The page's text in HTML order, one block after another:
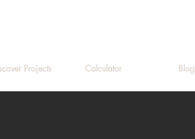
Projects Calculator Blog